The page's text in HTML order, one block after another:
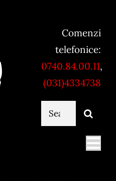
Comenzi
telefonice:
0740.84.00.11,
(031)4334738
Cautare...